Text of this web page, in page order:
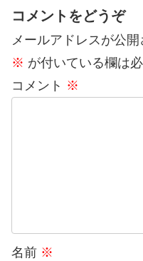
コメントをどうぞ
メールアドレスが公開
※ が付いている欄は
コメント ※
名前 ※